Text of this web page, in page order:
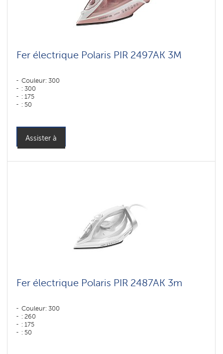
Fer électrique Polaris PIR 2497AK 3M
Couleur: 300
: 300
: 175
: 50
Assister à
Fer électrique Polaris PIR 2487AK 3m
Couleur: 300
: 260
: 175
: 50